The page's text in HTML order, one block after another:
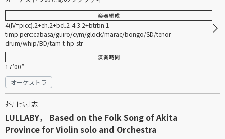
楽器編成
4(IV=picc).2+eh.2+bcl.2-4.3.2+btrbn.1-
timp.perc:cabasa/guiro/cym/glock/marac/bongo/SD/tenor
drum/whip/BD/tam-t-hp-str
演奏時間
17’00”
オーケストラ
芥川也寸志
LULLABY， Based on the Folk Song of Akita
Province for Violin solo and Orchestra